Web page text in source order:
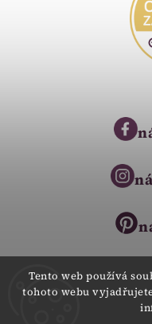
Tento web používá
tohoto webu